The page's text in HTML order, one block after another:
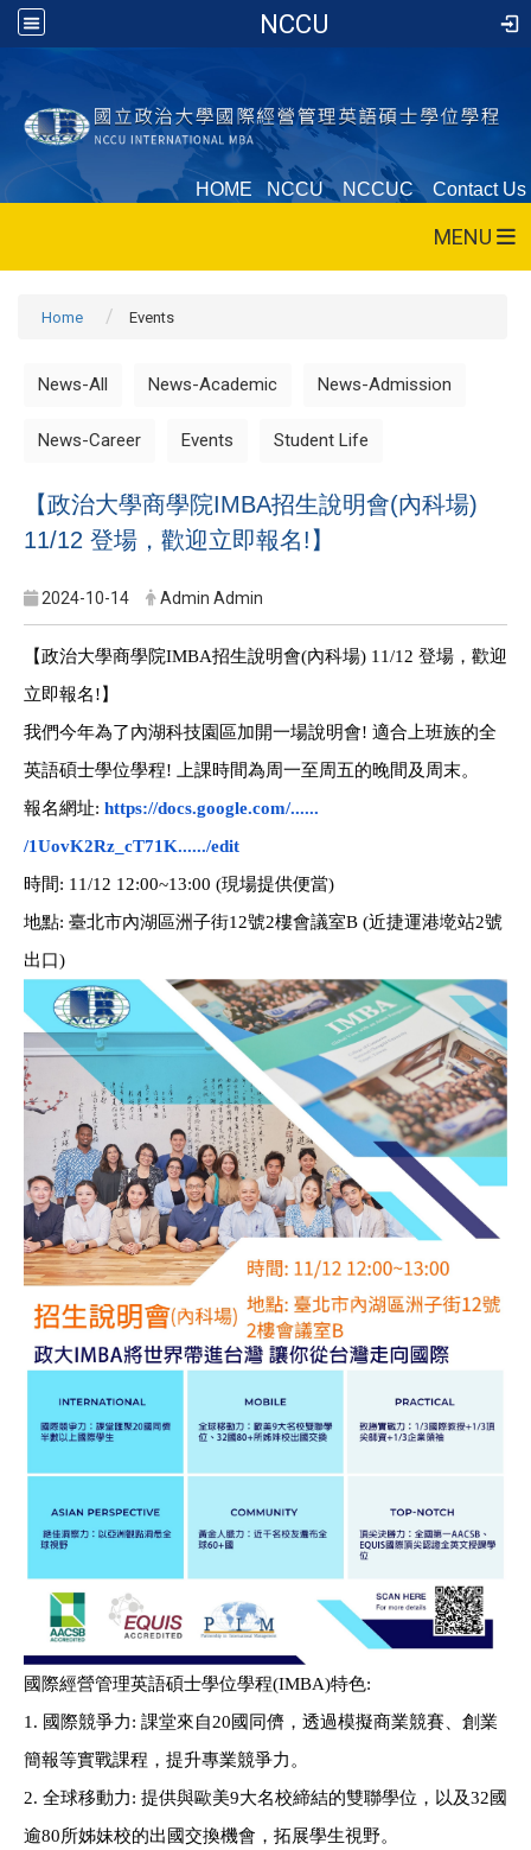
NCCU
HOME NCCU NCCUC Contact Us
MENU
Home Events
News-All News-Academic News-Admission
News-Career Events Student Life
【政治大學商學院IMBA招生說明會(內科場)
11/12 登場，歡迎立即報名!】
2024-10-14 Admin Admin
【政治大學商學院IMBA招生說明會(內科場) 11/12 登場，歡迎
立即報名!】
我們今年為了內湖科技園區加開一場說明會! 適合上班族的全
英語碩士學位學程!
上課時間為周一至周五的晚間及周末。
報名網址: https://docs.google.com/......
/1UovK2Rz_cT71K....../edit
時間: 11/12 12:00~13:00 (現場提供便當)
地點: 臺北市內湖區洲子街12號2樓會議室B (近捷運港墘站2號
出口)
國際經營管理英語碩士學位學程(IMBA)特色:
1. 國際競爭力: 課堂來自20國同儕，透過模擬商業競賽、創業
簡報等實戰課程， 提升專業競爭力。
2. 全球移動力: 提供與歐美9大名校締結的雙聯學位，以及32國
逾80所姊妹校的出國交換機會，拓展學生視野。